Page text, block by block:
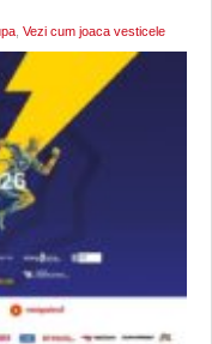
Vezi cum joaca vesticele